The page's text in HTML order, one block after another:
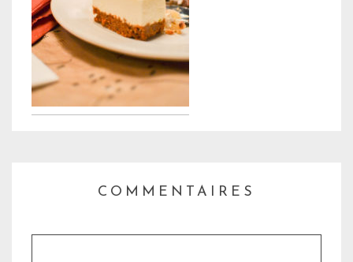
COMMENTAIRES